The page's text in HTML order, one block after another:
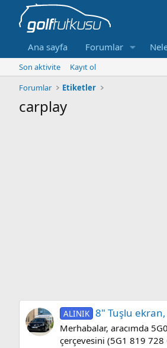
Ana sayfa Forumlar
Son aktivite
Kayıt ol
Forumlar
Etiketler
carplay
ALINIK 8" Tuşlu
Merhabalar, aracımda
çerçevesini (5G1 819